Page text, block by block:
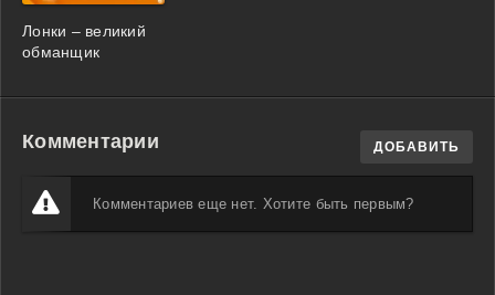
Лонки – великий
обманщик
Комментарии ДОБАВИТЬ
Комментариев еще нет. Хотите быть первым?